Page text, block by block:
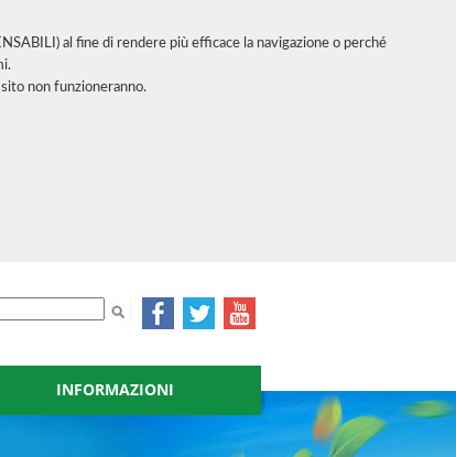
al fine di rendere più efficace la navigazione o perché
non funzioneranno.
INFORMAZIONI